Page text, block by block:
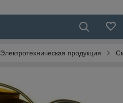
Электротехническая продукция